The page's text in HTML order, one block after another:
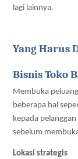
lagi lainnya.
Yang Harus
Bisnis Toko
Membuka
beberapa hal
kepada
sebelum
Lokasi strategis